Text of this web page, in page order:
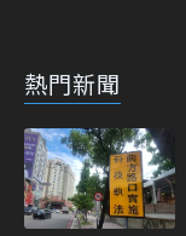
熱門新聞